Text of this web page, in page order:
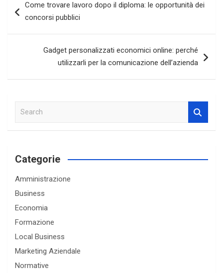
articoli
Come trovare lavoro dopo il diploma: le opportunità dei
concorsi pubblici
Gadget personalizzati economici online: perché
utilizzarli per la comunicazione dell’azienda
a
c
Categorie
Amministrazione
Business
Economia
Formazione
Local Business
Marketing Aziendale
Normative